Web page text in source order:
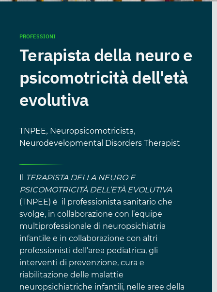
PROFESSIONI
Terapista della neuro e
psicomotricità dell'età
evolutiva
TNPEE, Neuropsicomotricista,
Neurodevelopmental Disorders Therapist
Il
TERAPISTA DELLA NEURO E
PSICOMOTRICITÀ DELL’ETÀ EVOLUTIVA
(TNPEE) è il professionista sanitario che
svolge, in collaborazione con l’equipe
multiprofessionale di neuropsichiatria
infantile e in collaborazione con altri
professionisti dell’area pediatrica, gli
interventi di prevenzione, cura e
riabilitazione delle malattie
neuropsichiatriche infantili, nelle aree della